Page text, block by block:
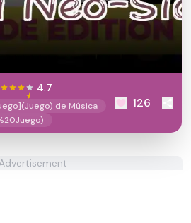
4.7
de Música
126